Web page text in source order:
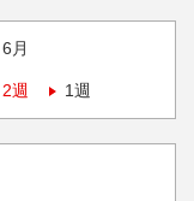
6月
2週 1週